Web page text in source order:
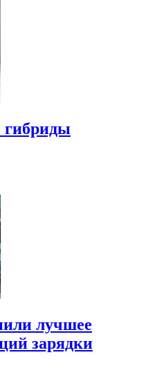
гибриды
лучшее
зарядки